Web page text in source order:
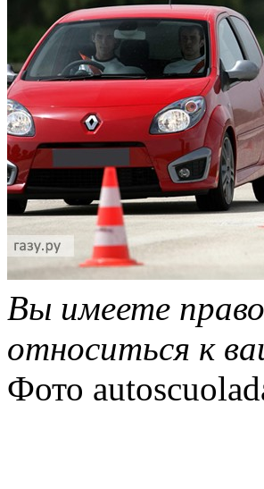
Вы имеете
относиться к
Фото